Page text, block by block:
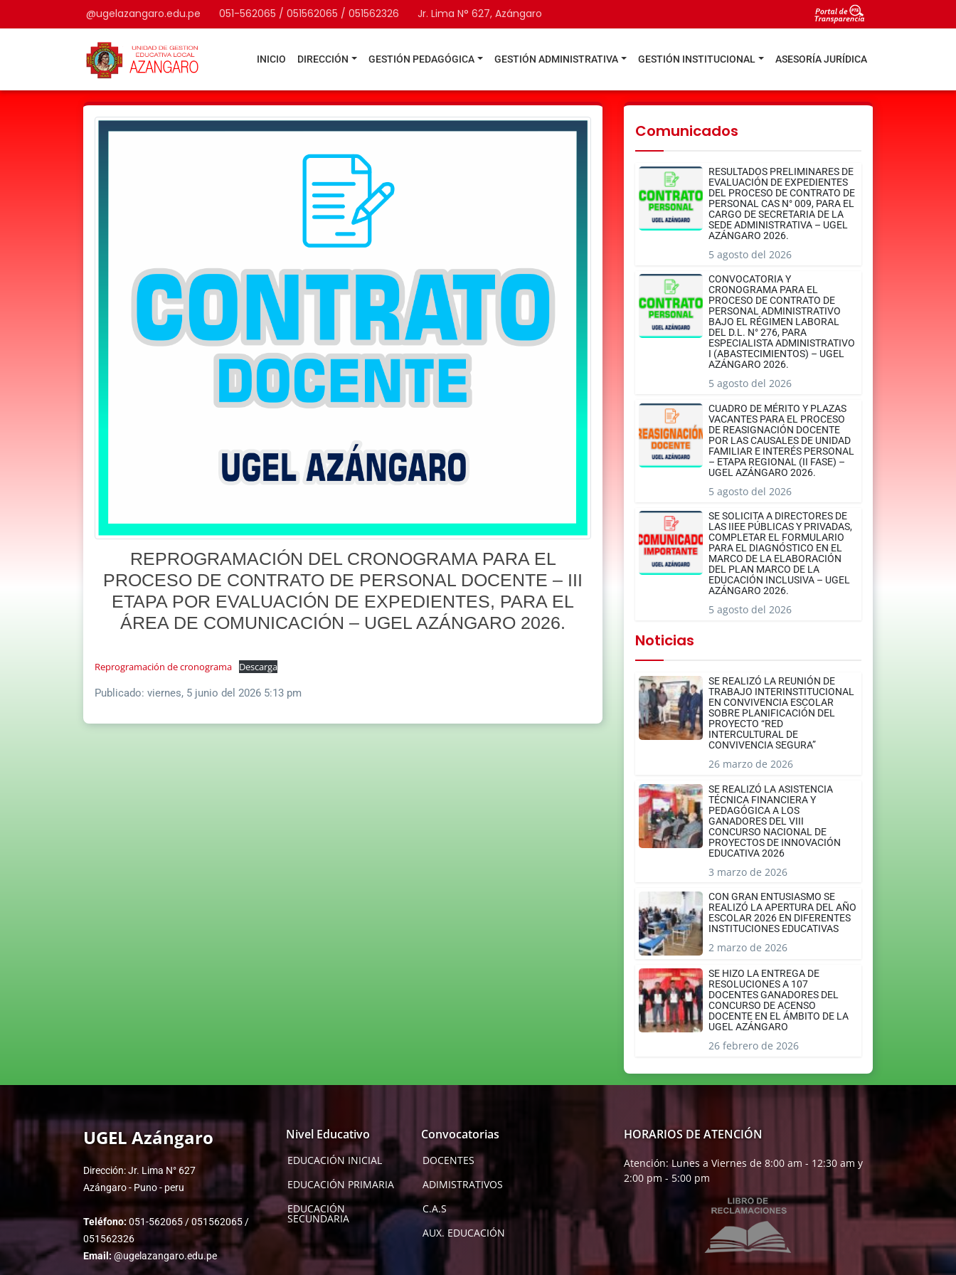
@ugelazangaro.edu.pe 051-562065 / 051562065 / 051562326 Jr. Lima N° 627, Azángaro
INICIO DIRECCIÓN GESTIÓN PEDAGÓGICA GESTIÓN ADMINISTRATIVA GESTIÓN INSTITUCIONAL ASESORÍA JURÍDICA
REPROGRAMACIÓN DEL CRONOGRAMA PARA EL
PROCESO DE CONTRATO DE PERSONAL DOCENTE – III
ETAPA POR EVALUACIÓN DE EXPEDIENTES, PARA EL
ÁREA DE COMUNICACIÓN – UGEL AZÁNGARO 2026.
Reprogramación de cronograma Descarga
Publicado: viernes, 5 junio del 2026 5:13 pm
Comunicados
RESULTADOS PRELIMINARES DE
EVALUACIÓN DE EXPEDIENTES
DEL PROCESO DE CONTRATO DE
PERSONAL CAS N° 009, PARA EL
CARGO DE SECRETARIA DE LA
SEDE ADMINISTRATIVA – UGEL
AZÁNGARO 2026.
5 agosto del 2026
CONVOCATORIA Y
CRONOGRAMA PARA EL
PROCESO DE CONTRATO DE
PERSONAL ADMINISTRATIVO
BAJO EL RÉGIMEN LABORAL
DEL D.L. N° 276, PARA
ESPECIALISTA ADMINISTRATIVO
I (ABASTECIMIENTOS) – UGEL
AZÁNGARO 2026.
5 agosto del 2026
CUADRO DE MÉRITO Y PLAZAS
VACANTES PARA EL PROCESO
DE REASIGNACIÓN DOCENTE
POR LAS CAUSALES DE UNIDAD
FAMILIAR E INTERÉS PERSONAL
– ETAPA REGIONAL (II FASE) –
UGEL AZÁNGARO 2026.
5 agosto del 2026
SE SOLICITA A DIRECTORES DE
LAS IIEE PÚBLICAS Y PRIVADAS,
COMPLETAR EL FORMULARIO
PARA EL DIAGNÓSTICO EN EL
MARCO DE LA ELABORACIÓN
DEL PLAN MARCO DE LA
EDUCACIÓN INCLUSIVA – UGEL
AZÁNGARO 2026.
5 agosto del 2026
Noticias
SE REALIZÓ LA REUNIÓN DE
TRABAJO INTERINSTITUCIONAL
EN CONVIVENCIA ESCOLAR
SOBRE PLANIFICACIÓN DEL
PROYECTO “RED
INTERCULTURAL DE
CONVIVENCIA SEGURA”
26 marzo de 2026
SE REALIZÓ LA ASISTENCIA
TÉCNICA FINANCIERA Y
PEDAGÓGICA A LOS
GANADORES DEL VIII
CONCURSO NACIONAL DE
PROYECTOS DE INNOVACIÓN
EDUCATIVA 2026
3 marzo de 2026
CON GRAN ENTUSIASMO SE
REALIZÓ LA APERTURA DEL AÑO
ESCOLAR 2026 EN DIFERENTES
INSTITUCIONES EDUCATIVAS
2 marzo de 2026
SE HIZO LA ENTREGA DE
RESOLUCIONES A 107
DOCENTES GANADORES DEL
CONCURSO DE ACENSO
DOCENTE EN EL ÁMBITO DE LA
UGEL AZÁNGARO
26 febrero de 2026
UGEL Azángaro
Dirección: Jr. Lima N° 627
Azángaro - Puno - peru
Teléfono: 051-562065 / 051562065 /
051562326
Email:@ugelazangaro.edu.pe
Nivel Educativo
EDUCACIÓN INICIAL
EDUCACIÓN PRIMARIA
EDUCACIÓN
SECUNDARIA
Convocatorias
DOCENTES
ADIMISTRATIVOS
C.A.S
AUX. EDUCACIÓN
HORARIOS DE ATENCIÓN
Atención: Lunes a Viernes de 8:00 am - 12:30 am y
2:00 pm - 5:00 pm